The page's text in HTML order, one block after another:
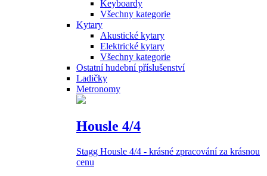
Keyboardy
Všechny kategorie
Kytary
Akustické kytary
Elektrické kytary
Všechny kategorie
Ostatní hudební příslušenství
Ladičky
Metronomy
Housle 4/4
Stagg Housle 4/4 - krásné zpracování za krásnou
cenu